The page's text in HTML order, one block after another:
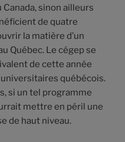
sinon ailleurs
de quatre
la matière d’un
Québec. Le cégep se
de cette année
québécois.
si un tel programme
mettre en péril une
de haut niveau.